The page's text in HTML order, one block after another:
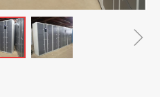
ꁇ